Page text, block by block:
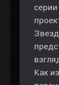
Как